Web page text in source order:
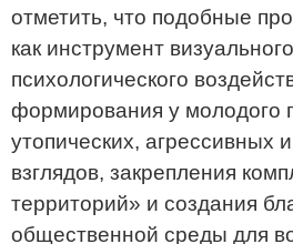
отметить, что подобные
как инструмент
психологического
формирования у молодого
утопических, агрессивных
взглядов, закрепления
территорий» и создания
общественной среды для